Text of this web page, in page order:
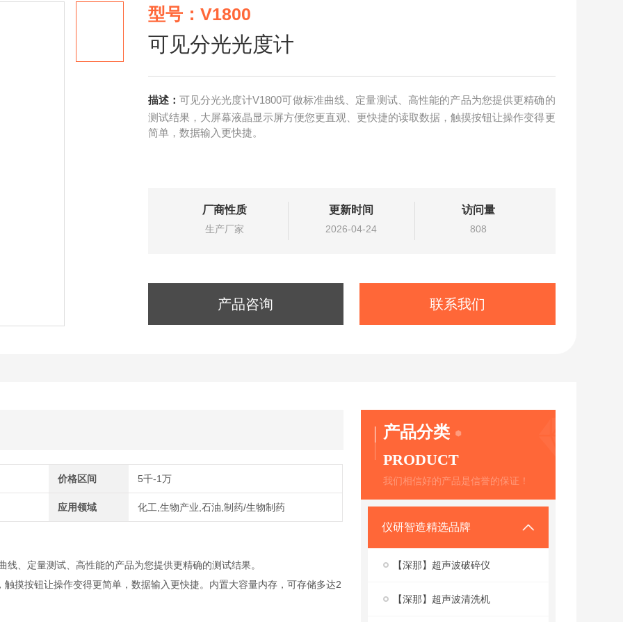
型号：V1800
可见分光光度计
描述： 可见分光光度计V1800可做标准曲线、定量测试、高性能的产品为您提供更精确的
测试结果，大屏幕液晶显示屏方便您更直观、更快捷的读取数据，触摸按钮让操作变得更
简单，数据输入更快捷。
厂商性质
生产厂家
更新时间
2026-04-24
访问量
808
产品咨询 联系我们
价格区间 5千-1万
应用领域 化工,生物产业,石油,制药/生物制药
线、定量测试、高性能的产品为您提供更精确的测试结果。
摸按钮让操作变得更简单，数据输入更快捷。内置大容量内存，可存储多达2
产品分类
PRODUCT
我们相信好的产品是信誉的保证！
仪研智造精选品牌
【深那】超声波破碎仪
【深那】超声波清洗机